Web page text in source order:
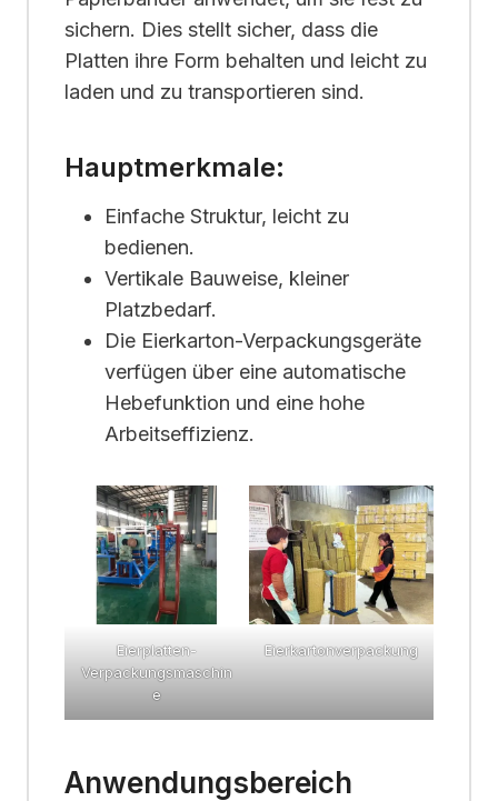
sichern. Dies stellt sicher, dass die
Platten ihre Form behalten und leicht zu
laden und zu transportieren sind.
Hauptmerkmale:
Einfache Struktur, leicht zu
bedienen.
Vertikale Bauweise, kleiner
Platzbedarf.
Die Eierkarton-Verpackungsgeräte
verfügen über eine automatische
Hebefunktion und eine hohe
Arbeitseffizienz.
Eierplatten-
Verpackungsmaschin
e
Eierkartonverpackung
Anwendungsbereich